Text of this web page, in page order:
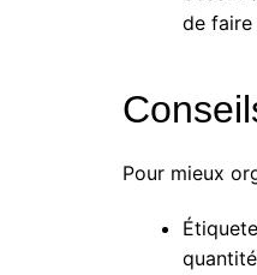
de faire
Pour mieux
quantité